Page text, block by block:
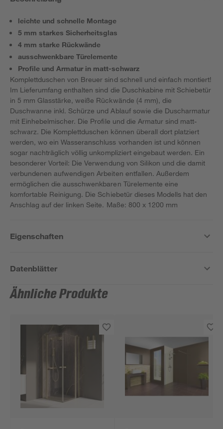
leichte und schnelle Montage
5 mm starkes Sicherheitsglas
4 mm starke Rückwände
ausschwenkbare Türelemente
Profile und Armatur in matt-schwarz
Komplettduschen von Breuer sind schnell und einfach montiert!
Im Lieferumfang enthalten sind die Duschkabine mit Schiebetür
in 5 mm Glasstärke, weiße Rückwände (4 mm), die
Duschwanne inkl. Schürze und Ablauf sowie die Duscharmatur
mit Einhebelmischer. Die Profile und die Armatur sind matt-
schwarz. Die Komplettduschen können überall dort platziert
werden, wo ein Wasseranschluss vorhanden ist und können
sogar nachträglich völlig unkompliziert eingebaut werden. Ein
besonderer Vorteil: Die Verwendung von Silikon und die damit
verbundenen aufwendigen Arbeiten entfallen. Außerdem
ermöglichen die ausschwenkbaren Türelemente eine
komfortable Reinigung. Die Schiebetür dieses Modells hat den
Anschlag auf der linken Seite. Maße: 800 x 1200 mm
Eigenschaften
Datenblätter
Ähnliche Produkte